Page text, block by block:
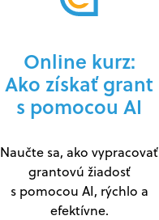
Online kurz:
Ako získať grant
s pomocou AI
Naučte sa, ako vypracovať
grantovú žiadosť
s pomocou AI, rýchlo a
efektívne.